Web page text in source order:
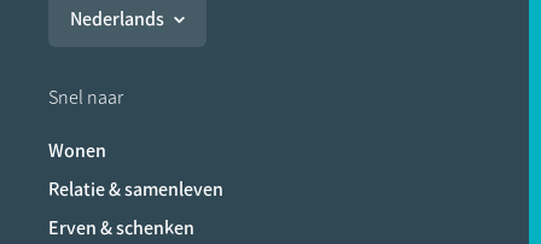
Nederlands
Snel naar
Wonen
Relatie & samenleven
Erven & schenken